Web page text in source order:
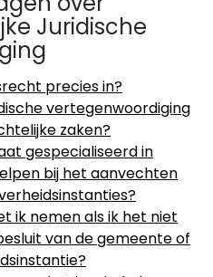
Juridische
precies in?
vertegenwoordiging
zaken?
gespecialiseerd in
bij het aanvechten
ik nemen als ik het niet
van de gemeente of